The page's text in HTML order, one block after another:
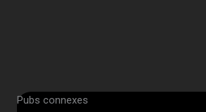
Pubs connexes